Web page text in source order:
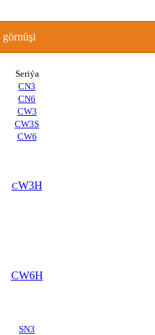
Seriýa
CN3
CN6
CW3
CW3S
CW6
CW3H
CW6H
SN3